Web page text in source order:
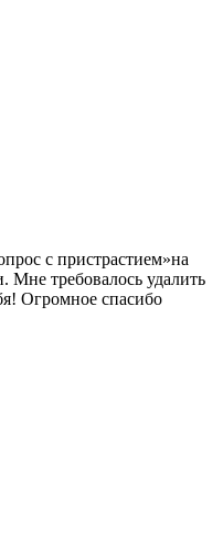
с пристрастием»на
Мне требовалось удалить
Огромное спасибо